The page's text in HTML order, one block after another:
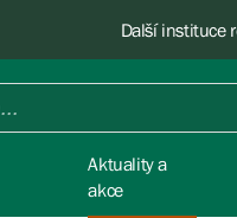
Další instituce
Aktuality a
akce